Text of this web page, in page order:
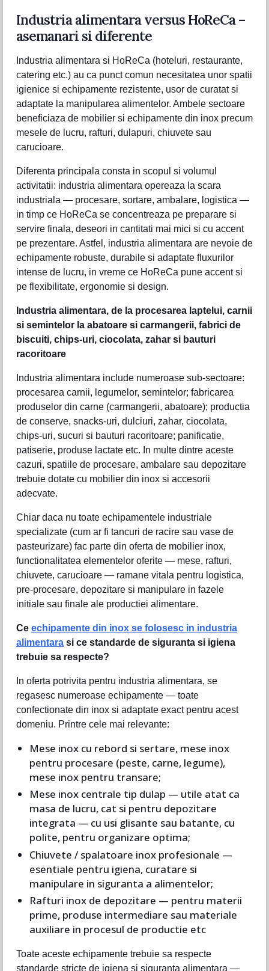
Industria alimentara versus HoReCa –
asemanari si diferente
Industria alimentara si HoReCa (hoteluri, restaurante,
catering etc.) au ca punct comun necesitatea unor spatii
igienice si echipamente rezistente, usor de curatat si
adaptate la manipularea alimentelor. Ambele sectoare
beneficiaza de mobilier si echipamente din inox precum
mesele de lucru, rafturi, dulapuri, chiuvete sau
carucioare.
Diferenta principala consta in scopul si volumul
activitatii: industria alimentara opereaza la scara
industriala — procesare, sortare, ambalare, logistica —
in timp ce HoReCa se concentreaza pe preparare si
servire finala, deseori in cantitati mai mici si cu accent
pe prezentare. Astfel, industria alimentara are nevoie de
echipamente robuste, durabile si adaptate fluxurilor
intense de lucru, in vreme ce HoReCa pune accent si
pe flexibilitate, ergonomie si design.
Industria alimentara, de la procesarea laptelui, carnii
si semintelor la abatoare si carmangerii, fabrici de
biscuiti, chips-uri, ciocolata, zahar si bauturi
racoritoare
Industria alimentara include numeroase sub-sectoare:
procesarea carnii, legumelor, semintelor; fabricarea
produselor din carne (carmangerii, abatoare); productia
de conserve, snacks-uri, dulciuri, zahar, ciocolata,
chips-uri, sucuri si bauturi racoritoare; panificatie,
patiserie, produse lactate etc. In multe dintre aceste
cazuri, spatiile de procesare, ambalare sau depozitare
trebuie dotate cu mobilier din inox si accesorii
adecvate.
Chiar daca nu toate echipamentele industriale
specializate (cum ar fi tancuri de racire sau vase de
pasteurizare) fac parte din oferta de mobilier inox,
functionalitatea elementelor oferite — mese, rafturi,
chiuvete, carucioare — ramane vitala pentru logistica,
pre-procesare, depozitare si manipulare in fazele
initiale sau finale ale productiei alimentare.
Ce echipamente din inox se folosesc in industria
alimentara si ce standarde de siguranta si igiena
trebuie sa respecte?
In oferta potrivita pentru industria alimentara, se
regasesc numeroase echipamente — toate
confectionate din inox si adaptate exact pentru acest
domeniu. Printre cele mai relevante:
Mese inox cu rebord si sertare, mese inox
pentru procesare (peste, carne, legume),
mese inox pentru transare;
Mese inox centrale tip dulap — utile atat ca
masa de lucru, cat si pentru depozitare
integrata — cu usi glisante sau batante, cu
polite, pentru organizare optima;
Chiuvete / spalatoare inox profesionale —
esentiale pentru igiena, curatare si
manipulare in siguranta a alimentelor;
Rafturi inox de depozitare — pentru materii
prime, produse intermediare sau materiale
auxiliare in procesul de productie etc
Toate aceste echipamente trebuie sa respecte
standarde stricte de igiena si siguranta alimentara —